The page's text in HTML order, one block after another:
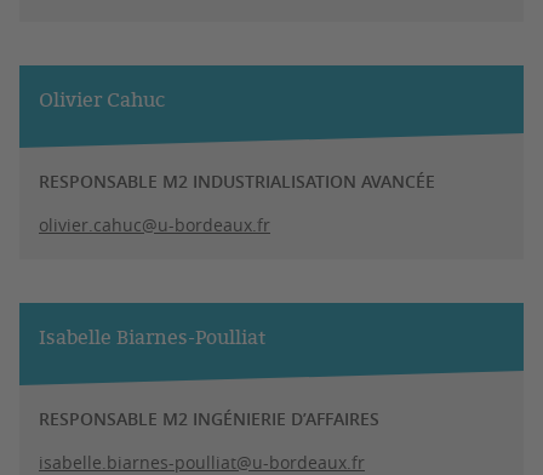
Olivier Cahuc
RESPONSABLE M2 INDUSTRIALISATION AVANCÉE
olivier.cahuc@u-bordeaux.fr
Isabelle Biarnes-Poulliat
RESPONSABLE M2 INGÉNIERIE D’AFFAIRES
isabelle.biarnes-poulliat@u-bordeaux.fr